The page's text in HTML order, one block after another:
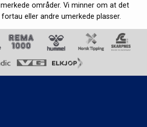
områder. Vi minner om at det
eller andre umerkede plasser.